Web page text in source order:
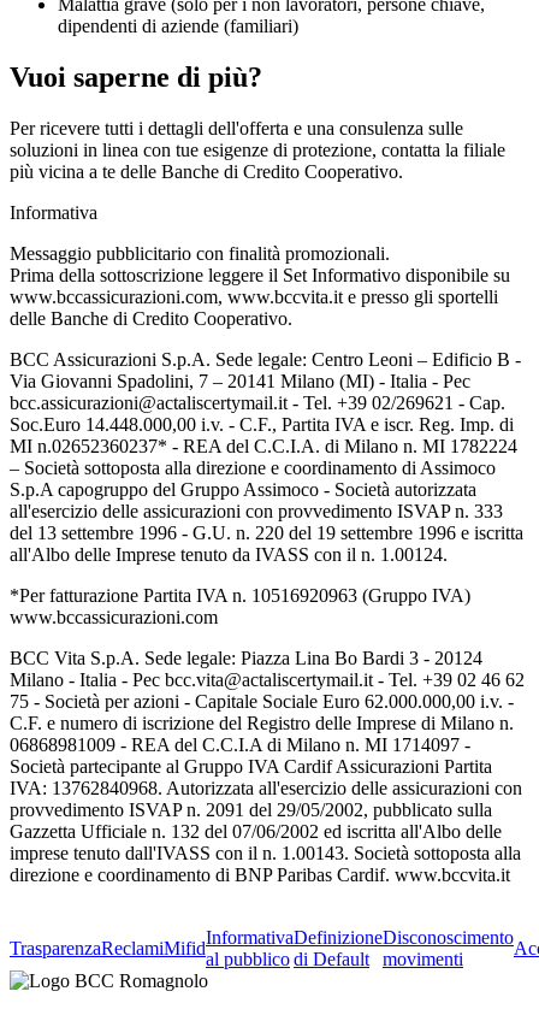
Malattia grave (solo per i non lavoratori, persone chiave,
dipendenti di aziende (familiari)
Vuoi saperne di più?
Per ricevere tutti i dettagli dell'offerta e una consulenza sulle
soluzioni in linea con tue esigenze di protezione, contatta la filiale
più vicina a te delle Banche di Credito Cooperativo.
Informativa
Messaggio pubblicitario con finalità promozionali.
Prima della sottoscrizione leggere il Set Informativo disponibile su
www.bccassicurazioni.com, www.bccvita.it e presso gli sportelli
delle Banche di Credito Cooperativo.
BCC Assicurazioni S.p.A. Sede legale: Centro Leoni – Edificio B -
Via Giovanni Spadolini, 7 – 20141 Milano (MI) - Italia - Pec
bcc.assicurazioni@actaliscertymail.it - Tel. +39 02/269621 - Cap.
Soc.Euro 14.448.000,00 i.v. - C.F., Partita IVA e iscr. Reg. Imp. di
MI n.02652360237* - REA del C.C.I.A. di Milano n. MI 1782224
– Società sottoposta alla direzione e coordinamento di Assimoco
S.p.A capogruppo del Gruppo Assimoco - Società autorizzata
all'esercizio delle assicurazioni con provvedimento ISVAP n. 333
del 13 settembre 1996 - G.U. n. 220 del 19 settembre 1996 e iscritta
all'Albo delle Imprese tenuto da IVASS con il n. 1.00124.
*Per fatturazione Partita IVA n. 10516920963 (Gruppo IVA)
www.bccassicurazioni.com
BCC Vita S.p.A. Sede legale: Piazza Lina Bo Bardi 3 - 20124
Milano - Italia - Pec bcc.vita@actaliscertymail.it - Tel. +39 02 46 62
75 - Società per azioni - Capitale Sociale Euro 62.000.000,00 i.v. -
C.F. e numero di iscrizione del Registro delle Imprese di Milano n.
06868981009 - REA del C.C.I.A di Milano n. MI 1714097 -
Società partecipante al Gruppo IVA Cardif Assicurazioni Partita
IVA: 13762840968. Autorizzata all'esercizio delle assicurazioni con
provvedimento ISVAP n. 2091 del 29/05/2002, pubblicato sulla
Gazzetta Ufficiale n. 132 del 07/06/2002 ed iscritta all'Albo delle
imprese tenuto dall'IVASS con il n. 1.00143. Società sottoposta alla
direzione e coordinamento di BNP Paribas Cardif. www.bccvita.it
TrasparenzaReclamiMifid
Informativa
al pubblico
Definizione
di Default
Disconoscimento
movimenti